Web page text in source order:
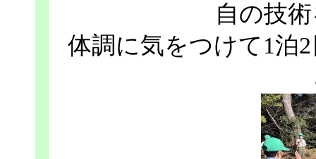
自の技
体調に気をつけて1泊